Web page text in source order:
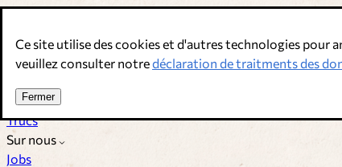
Ce site utilise des cookies et d'autres technologies pour
veuillez consulter notredéclaration de traitments des
Fermer
Bouillons, épices & compléments alimentaires. Qualité
Recettes
Trucs
Sur nous
Jobs